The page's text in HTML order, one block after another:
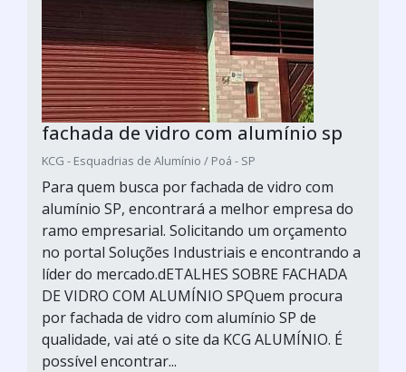
fachada de vidro com alumínio sp
KCG - Esquadrias de Alumínio / Poá - SP
Para quem busca por fachada de vidro com
alumínio SP, encontrará a melhor empresa do
ramo empresarial. Solicitando um orçamento
no portal Soluções Industriais e encontrando a
líder do mercado.dETALHES SOBRE FACHADA
DE VIDRO COM ALUMÍNIO SPQuem procura
por fachada de vidro com alumínio SP de
qualidade, vai até o site da KCG ALUMÍNIO. É
possível encontrar...